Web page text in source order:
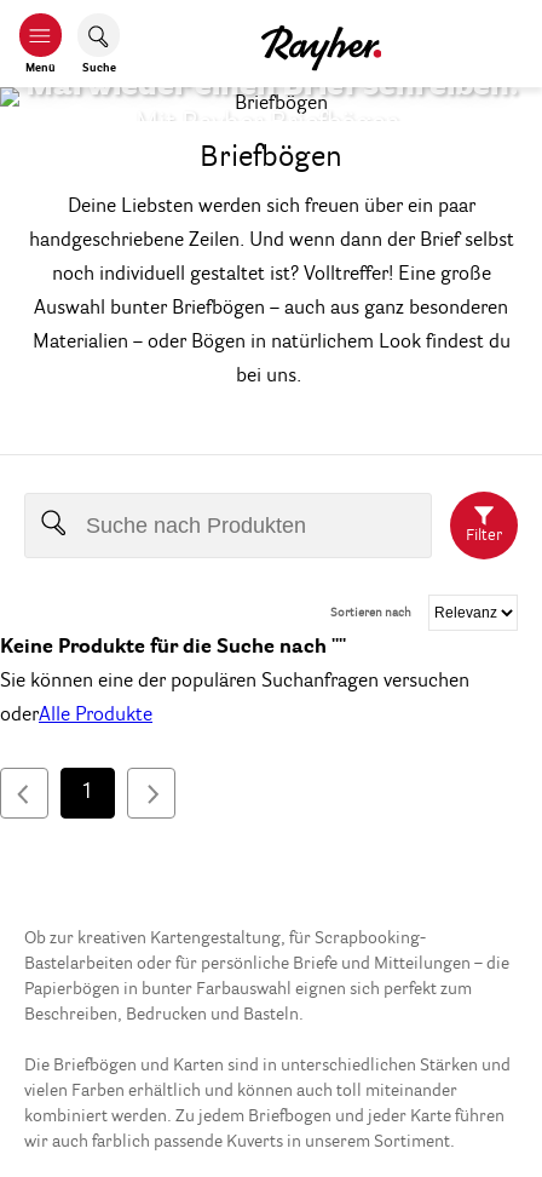
Menü Suche
Mal wieder einen Brief schreiben.
Mit Rayher Briefbögen.
Briefbögen
Deine Liebsten werden sich freuen über ein paar
handgeschriebene Zeilen. Und wenn dann der Brief selbst
noch individuell gestaltet ist? Volltreffer! Eine große
Auswahl bunter Briefbögen – auch aus ganz besonderen
Materialien – oder Bögen in natürlichem Look findest du
bei uns.
Filter
Sortieren nach
Keine Produkte für die Suche nach ""
Sie können eine der populären Suchanfragen versuchen
oderAlle Produkte
1
Ob zur kreativen Kartengestaltung, für Scrapbooking-
Bastelarbeiten oder für persönliche Briefe und Mitteilungen – die
Papierbögen in bunter Farbauswahl eignen sich perfekt zum
Beschreiben, Bedrucken und Basteln.
Die Briefbögen und Karten sind in unterschiedlichen Stärken und
vielen Farben erhältlich und können auch toll miteinander
kombiniert werden. Zu jedem Briefbogen und jeder Karte führen
wir auch farblich passende Kuverts in unserem Sortiment.